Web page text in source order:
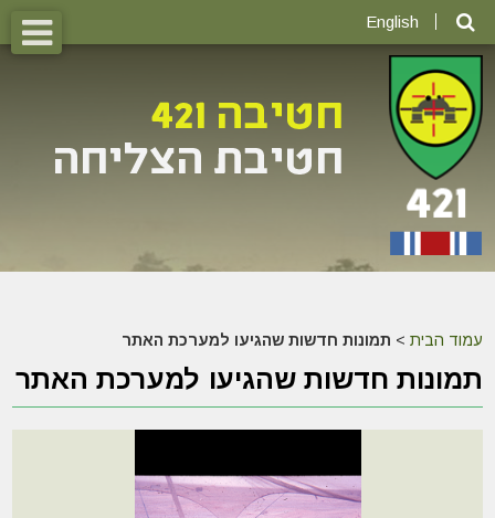
English
עמוד הבית > תמונות חדשות שהגיעו למערכת האתר
תמונות חדשות שהגיעו למערכת האתר